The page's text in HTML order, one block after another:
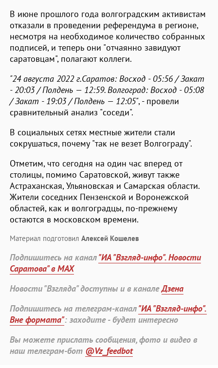
В июне прошлого года волгоградским активистам
отказали в проведении референдума в регионе,
несмотря на необходимое количество собранных
подписей, и теперь они "отчаянно завидуют
саратовцам", полагают коллеги.
"24 августа 2022 г.Саратов: Восход - 05:56 / Закат
- 20:03 / Полдень — 12:59. Волгоград: Восход - 05:08
/ Закат - 19:03 / Полдень — 12:05", - провели
сравнительный анализ "соседи".
В социальных сетях местные жители стали
сокрушаться, почему "так не везет Волгограду".
Отметим, что сегодня на один час вперед от
столицы, помимо Саратовской, живут также
Астраханская, Ульяновская и Самарская области.
Жители соседних Пензенской и Воронежской
областей, как и волгоградцы, по-прежнему
остаются в московском времени.
Материал подготовил Алексей Кошелев
Подпишитесь на канал"ИА "Взгляд-инфо". Новости
Саратова" в MAX
Новости "Взгляда" доступны и в каналеДзена
Подпишитесь на телеграм-канал"ИА "Взгляд-инфо".
Вне формата": заходите - будет интересно
Вы можете прислать сообщения, фото и видео в
наш телеграм-бот @Vz_feedbot